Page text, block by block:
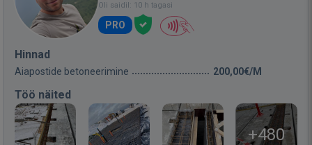
Oli saidil: 10 h tagasi
PRO
Hinnad
Aiapostide betoneerimine 200,00€/M
Töö näited
+480